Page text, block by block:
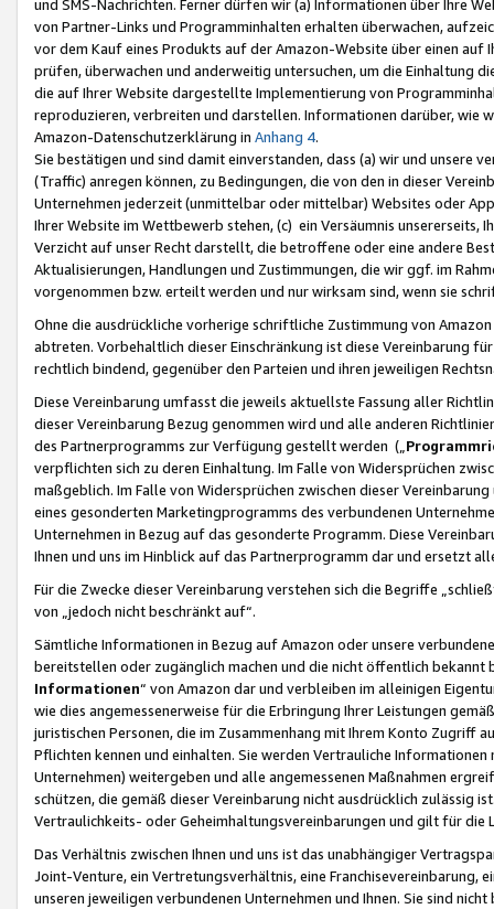
und SMS-Nachrichten. Ferner dürfen wir (a) Informationen über Ihre
von Partner-Links und Programminhalten erhalten überwachen,
vor dem Kauf eines Produkts auf der Amazon-Website über einen
prüfen, überwachen und anderweitig untersuchen, um die Einhaltung
die auf Ihrer Website dargestellte Implementierung von
reproduzieren, verbreiten und darstellen. Informationen darüber, wie
Amazon-Datenschutzerklärung in Anhang 4.
Sie bestätigen und sind damit einverstanden, dass (a) wir und
(Traffic) anregen können, zu Bedingungen, die von den in dieser
Unternehmen jederzeit (unmittelbar oder mittelbar) Websites oder
Ihrer Website im Wettbewerb stehen, (c) ein Versäumnis unsererseits,
Verzicht auf unser Recht darstellt, die betroffene oder eine andere
Aktualisierungen, Handlungen und Zustimmungen, die wir ggf. im
vorgenommen bzw. erteilt werden und nur wirksam sind, wenn sie
Ohne die ausdrückliche vorherige schriftliche Zustimmung von
abtreten. Vorbehaltlich dieser Einschränkung ist diese Vereinbarung
rechtlich bindend, gegenüber den Parteien und ihren jeweiligen
Diese Vereinbarung umfasst die jeweils aktuellste Fassung aller
dieser Vereinbarung Bezug genommen wird und alle anderen
des Partnerprogramms zur Verfügung gestellt werden („
verpflichten sich zu deren Einhaltung. Im Falle von Widersprüchen
maßgeblich. Im Falle von Widersprüchen zwischen dieser
eines gesonderten Marketingprogramms des verbundenen
Unternehmen in Bezug auf das gesonderte Programm. Diese
Ihnen und uns im Hinblick auf das Partnerprogramm dar und ersetzt
Für die Zwecke dieser Vereinbarung verstehen sich die Begriffe
von „jedoch nicht beschränkt auf“.
Sämtliche Informationen in Bezug auf Amazon oder unsere
bereitstellen oder zugänglich machen und die nicht öffentlich
Informationen“ von Amazon dar und verbleiben im alleinigen
wie dies angemessenerweise für die Erbringung Ihrer Leistungen
juristischen Personen, die im Zusammenhang mit Ihrem Konto
Pflichten kennen und einhalten. Sie werden Vertrauliche
Unternehmen) weitergeben und alle angemessenen Maßnahmen
schützen, die gemäß dieser Vereinbarung nicht ausdrücklich zulässig
Vertraulichkeits- oder Geheimhaltungsvereinbarungen und gilt für die
Das Verhältnis zwischen Ihnen und uns ist das unabhängiger
Joint-Venture, ein Vertretungsverhältnis, eine Franchisevereinbarung,
unseren jeweiligen verbundenen Unternehmen und Ihnen. Sie sind